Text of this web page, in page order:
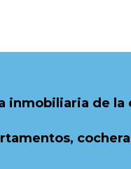
inmobiliaria de